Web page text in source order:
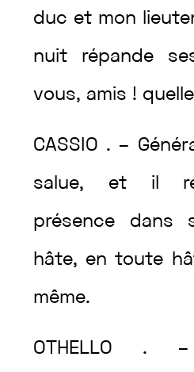
duc et mon
nuit répande
vous, amis !
CASSIO . –
salue, et il
présence dans
hâte, entoute
même.
OTHELLO .